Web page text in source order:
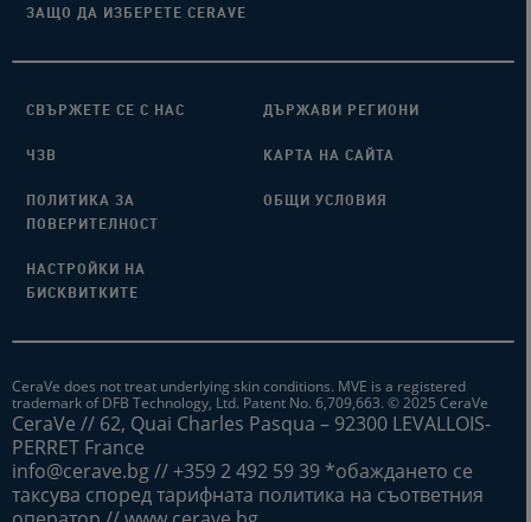
ЗАЩО ДА ИЗБЕРЕТЕ CERAVE
СВЪРЖЕТЕ СЕ С НАС ДЪРЖАВИ РЕГИОНИ
ЧЗВ КАРТА НА САЙТА
ПОЛИТИКА ЗА
ПОВЕРИТЕЛНОСТ
ОБЩИ УСЛОВИЯ
НАСТРОЙКИ НА
БИСКВИТКИТЕ
CeraVe does not treat underlying skin conditions. MVE is a registered
trademark of DFB Technology, Ltd. Patent No. 6,709,663. © 2025 CeraVe
CeraVe // 62, Quai Charles Pasqua – 92300 LEVALLOIS-
PERRET France
info@cerave.bg // +359 2 492 59 39 *обаждането се
таксува според тарифната политика на съответния